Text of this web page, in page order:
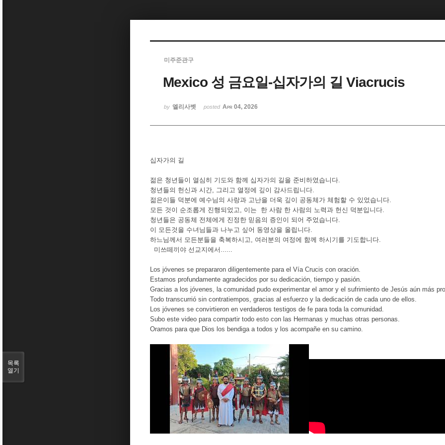
미주준관구
Mexico 성 금요일-십자가의 길 Viacrucis
by 엘리사벳 posted Apr 04, 2026
십자가의 길
젊은 청년들이 열심히 기도와 함께 십자가의 길을 준비하였습니다.
청년들의 헌신과 시간, 그리고 열정에 깊이 감사드립니다.
젊은이들 덕분에 예수님의 사랑과 고난을 더욱 깊이 공동체가 체험할 수 있었습니다.
모든 것이 순조롭게 진행되었고, 이는 한 사람 한 사람의 노력과 헌신 덕분입니다.
청년들은 공동체 전체에게 진정한 믿음의 증인이 되어 주었습니다.
이 모든것을 수녀님들과 나누고 싶어 동영상을 올립니다.
하느님께서 모든분들을 축복하시고, 여러분의 여정에 함께 하시기를 기도합니다.
미쓰떼끼야 선교지에서......
Los jóvenes se prepararon diligentemente para el Vía Crucis con oración.
Estamos profundamente agradecidos por su dedicación, tiempo y pasión.
Gracias a los jóvenes, la comunidad pudo experimentar el amor y el sufrimiento de Jesús aún más
Todo transcurrió sin contratiempos, gracias al esfuerzo y la dedicación de cada uno de ellos.
Los jóvenes se convirtieron en verdaderos testigos de fe para toda la comunidad.
Subo este video para compartir todo esto con las Hermanas y muchas otras personas.
Oramos para que Dios los bendiga a todos y los acompañe en su camino.
목록
열기